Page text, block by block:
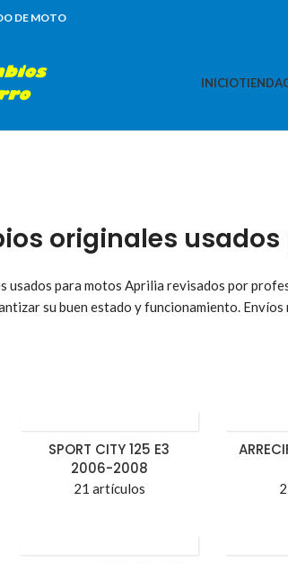
DE MOTO
INICIOTIENDA
originales
usados para motos Aprilia revisados por
su buen estado y funcionamiento.
SPORT CITY 125 E3
2006-2008
21 artículos